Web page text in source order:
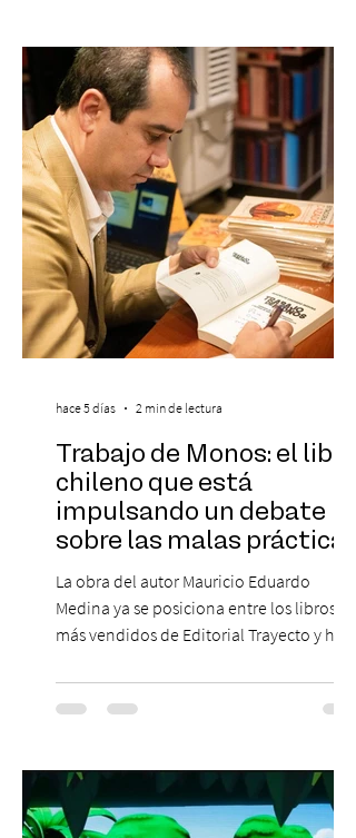
Under 21 por tercer año consecutivo,
formando parte una vez más de la
selección anual de la publicación que
destaca a los artistas menores de 21 años
más influyentes de la industria musical.
Este reconocimiento reaf
Trabajo de Monos: el libro
chileno que está
impulsando un debate
sobre las malas prácticas
laborales y el futuro del
trabajo
La obra del autor Mauricio Eduardo
Medina ya se posiciona entre los libros
más vendidos de Editorial Trayecto y ha
para mejorar los procesos de selección
laboral en Chile. En un contexto donde el
experiencias laborales forman parte de la
realidad de miles de trabajadores, Trabajo
de Monos – Reflexiones de la Selva
hace 5 días 2 min de lectura